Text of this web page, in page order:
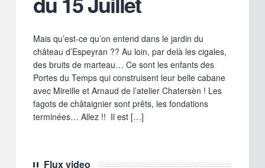
Mais qu’est-ce qu’on entend dans le jardin du
château d’Espeyran ?? Au loin, par delà les cigales,
des bruits de marteau… Ce sont les enfants des
Portes du Temps qui construisent leur belle cabane
avec Mireille et Arnaud de l’atelier Chatersèn ! Les
fagots de châtaignier sont prêts, les fondations
terminées… Allez !! Il est […]
Flux video